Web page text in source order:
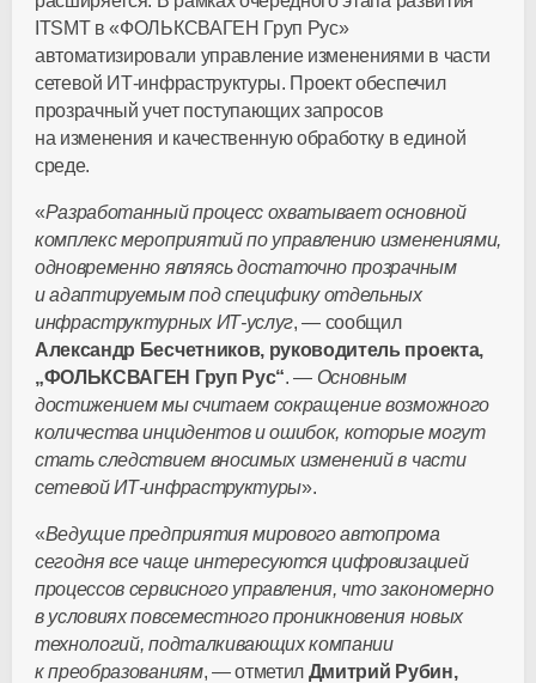
ITSMT в «ФОЛЬКСВАГЕН Груп Рус»
автоматизировали управление изменениями в части
сетевой ИТ-инфраструктуры. Проект обеспечил
прозрачный учет поступающих запросов
на изменения и качественную обработку в единой
среде.
«Разработанный процесс охватывает основной
комплекс мероприятий по управлению изменениями,
одновременно являясь достаточно прозрачным
и адаптируемым под специфику отдельных
инфраструктурных ИТ-услуг, — сообщил
Александр Бесчетников, руководитель проекта,
„ФОЛЬКСВАГЕН Груп Рус“. — Основным
достижением мы считаем сокращение возможного
количества инцидентов и ошибок, которые могут
стать следствием вносимых изменений в части
сетевойИТ-инфраструктуры».
«Ведущие предприятия мирового автопрома
сегодня все чаще интересуются цифровизацией
процессов сервисного управления, что закономерно
в условиях повсеместного проникновения новых
технологий, подталкивающих компании
к преобразованиям, — отметил Дмитрий Рубин,